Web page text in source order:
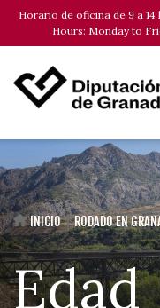
Horario de oficina de 9 a
Hours: Monday to
INICIO RODADO EN
Edad